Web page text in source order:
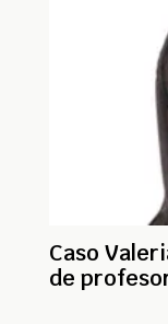
Caso
de